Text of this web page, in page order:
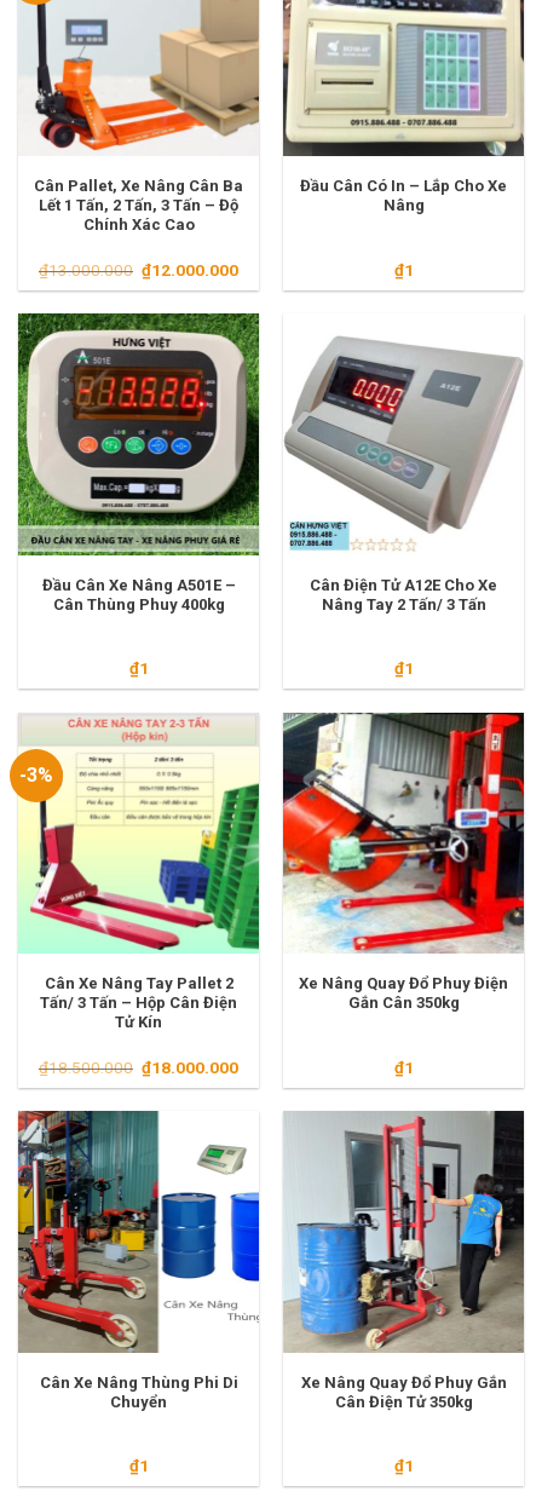
Cân Pallet, Xe Nâng Cân Ba
Lết 1 Tấn, 2 Tấn, 3 Tấn – Độ
Chính Xác Cao
₫13.000.000 Giá
gốc
₫13.000.000.
₫12.000.000Giá
là:
₫12.000.000.
Đầu Cân Có In – Lắp Cho Xe
Nâng
₫1
Đầu Cân Xe Nâng A501E –
Cân Thùng Phuy 400kg
₫1
Cân Điện Tử A12E Cho Xe
Nâng Tay 2 Tấn/ 3 Tấn
₫1
-3%
Cân Xe Nâng Tay Pallet 2
Tấn/ 3 Tấn – Hộp Cân Điện
Tử Kín
₫18.500.000 Giá
gốc
₫18.500.000.
₫18.000.000Giá
Xe Nâng Quay Đổ Phuy Điện
Gắn Cân 350kg
₫1
Cân Xe Nâng Thùng Phi Di
Chuyển
₫1
Xe Nâng Quay Đổ Phuy Gắn
Cân Điện Tử 350kg
₫1